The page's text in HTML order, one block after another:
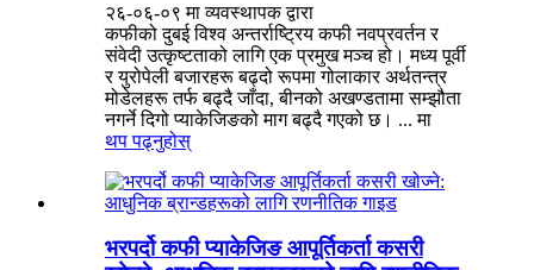
२६-०६-०९ मा व्यवस्थापक द्वारा
कफीको दुबई विश्व अन्तर्राष्ट्रिय कफी नवप्रवर्तन र
संवेदी उत्कृष्टताको लागि एक प्रमुख मञ्च हो। मध्य पूर्वी
र युरोपेली बजारहरू बढ्दो रूपमा गोलाकार अर्थतन्त्र
मोडेलहरू तर्फ बढ्दै जाँदा, बीनको अखण्डतामा सम्झौता
नगर्ने दिगो प्याकेजिङको माग बढ्दै गएको छ। ... मा
थप पढ्नुहोस्
भरपर्दो कफी प्याकेजिङ आपूर्तिकर्ता कसरी